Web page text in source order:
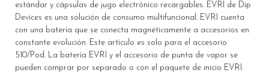
estándar y cápsulas de jugo electrónico recargables. EVRI de Dip
Devices es una solución de consumo multifuncional. EVRI cuenta
con una batería que se conecta magnéticamente a accesorios en
constante evolución. Este artículo es solo para el accesorio
510/Pod. La batería EVRI y el accesorio de punta de vapor se
pueden comprar por separado o con el paquete de inicio EVRI.